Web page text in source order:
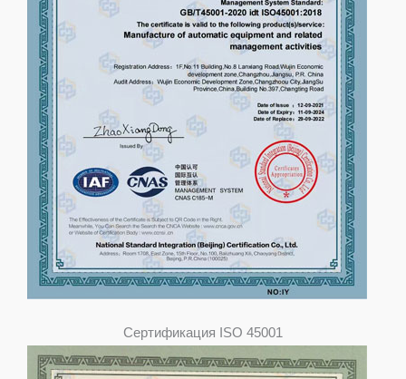
Сертификация ISO 45001